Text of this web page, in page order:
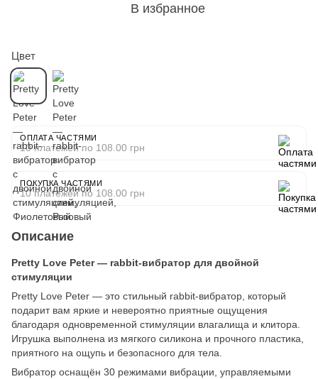
В избранное
Цвет
ОПЛАТА ЧАСТЯМИ
10 платежей по 108.00 грн
ПОКУПКА ЧАСТЯМИ
10 платежей по 108.00 грн
Описание
Pretty Love Peter — rabbit-вибратор для двойной
стимуляции
Pretty Love Peter — это стильный rabbit-вибратор, который
подарит вам яркие и невероятно приятные ощущения
благодаря одновременной стимуляции влагалища и клитора.
Игрушка выполнена из мягкого силикона и прочного пластика,
приятного на ощупь и безопасного для тела.
Вибратор оснащён 30 режимами вибрации, управляемыми